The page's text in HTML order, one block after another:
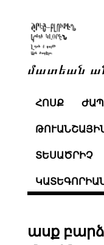
մատեան
ՀՈՍՔ
ՏԵՍԱԾՐԻՉ
ասք